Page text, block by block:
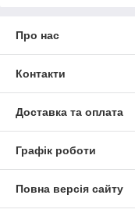
Про нас
Контакти
Доставка та оплата
Графік роботи
Повна версія сайту